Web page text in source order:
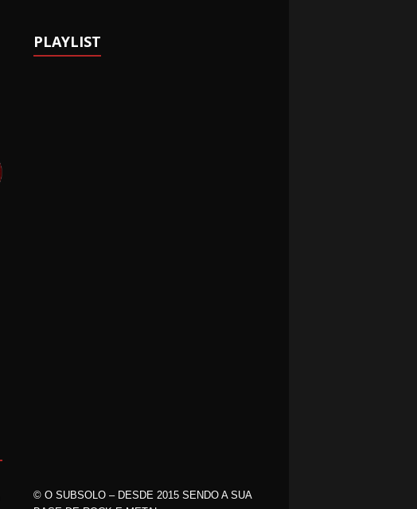
PLAYLIST
© O SUBSOLO – DESDE 2015 SENDO A SUA